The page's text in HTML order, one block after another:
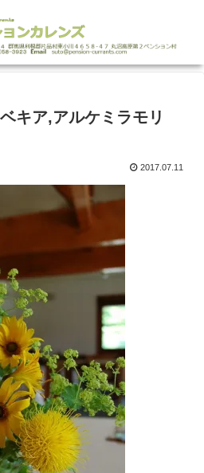
キア,アルケミラモリ
2017.07.11